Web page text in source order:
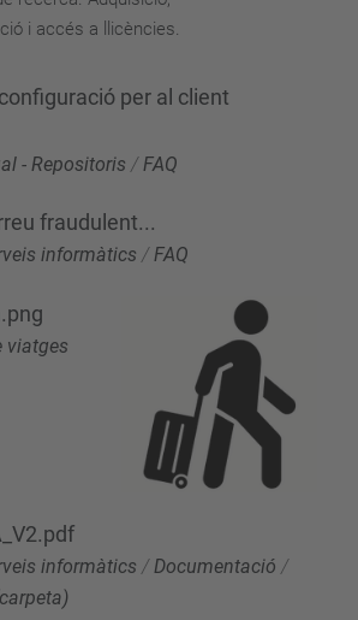
i accés a llicències.
per al client
- Repositoris / FAQ
fraudulent...
informàtics /FAQ
viatges
informàtics /Documentació /